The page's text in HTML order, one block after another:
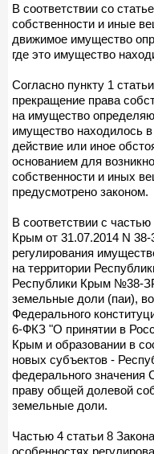
В соответствии со
собственности и иные
движимое имущество
где это имущество
Согласно пункту 1 статьи
прекращение права
на имущество
имущество находилось
действие или иное
основанием для
собственности и иных
предусмотрено законом.
В соответствии с
Крым от 31.07.2014 N
регулирования
на территории
Республики Крым №38-
земельные доли (паи),
Федерального
6-ФКЗ "О принятии в
Крым и образовании в
новых субъектов -
федерального значения
праву общей долевой
земельные доли.
Частью 4 статьи 8
особенностях